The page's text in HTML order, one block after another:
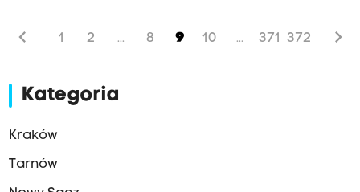
chevron_left 1 2 ... 8 9 10 ... 371 372 chevron_right
Kategoria
Kraków
Tarnów